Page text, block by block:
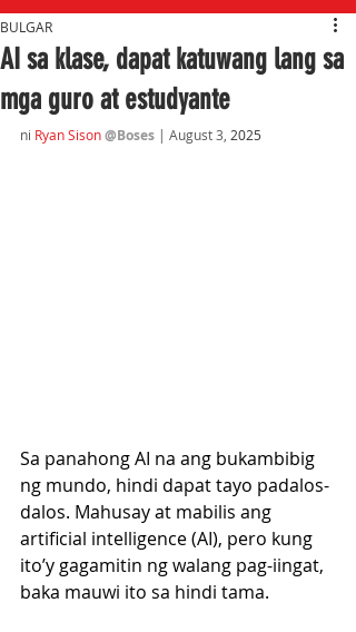
AI sa klase, dapat katuwang lang sa
mga guro at estudyante
BULGAR
ni Ryan Sison@Boses | August 3, 2025
Sa panahong AI na ang bukambibig
ng mundo, hindi dapat tayo padalos-
dalos. Mahusay at mabilis ang
artificial intelligence (AI), pero kung
ito’y gagamitin ng walang pag-iingat,
baka mauwi ito sa hindi tama.